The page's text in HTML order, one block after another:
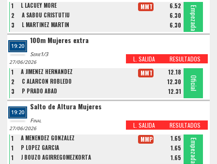
1 L LACUEY MORE 6.52
MMT Empezada
2 A SABOU CRISTUTIU 6.30 Empezada
3 L MARTINEZ MARTIN 6.30 Empezada
19:20
100m Mujeres extra
Serie1/3
L. SALIDA RESULTADOS
27/06/2026
1 A JIMENEZ HERNANDEZ 12.18
MMT
Oficial
2 C ALARCON ROBLEDO 12.30 Oficial
3 P PRADO ABAD 12.31
Oficial
19:20
Salto de Altura Mujeres
Final
L. SALIDA RESULTADOS
27/06/2026
1 A MENENDEZ GONZALEZ 1.65
MMP Empezada
1 P LOPEZ GARCIA 1.65 Empezada
1 J BOUZO AGIRREGOMEZKORTA 1.65 Empezada